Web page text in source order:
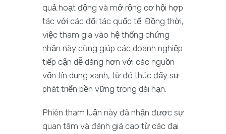
quả hoạt động và mở rộng cơ hội hợp
tác với các đối tác quốc tế. Đồng thời,
việc tham gia vào hệ thống chứng
nhận này cũng giúp các doanh nghiệp
tiếp cận dễ dàng hơn với các nguồn
vốn tín dụng xanh, từ đó thúc đẩy sự
phát triển bền vững trong dài hạn.
Phiên tham luận này đã nhận được sự
quan tâm và đánh giá cao từ các đại